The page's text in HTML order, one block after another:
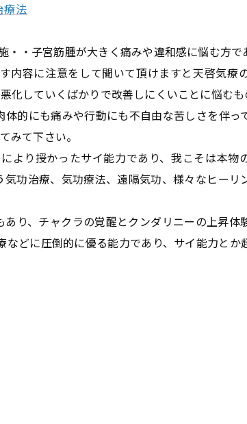
法
・子宮筋腫が大きく痛みや違和感に悩む方
容に注意をして聞いて頂けますと天啓気療
していくばかりで改善しにくいことに悩むも
的にも痛みや行動にも不自由な苦しさを伴っ
みて下さい。
り授かったサイ能力であり、我こそは本物
功治療、気功療法、遠隔気功、様々なヒーリ
り、チャクラの覚醒とクンダリニーの上昇体
どに圧倒的に優る能力であり、サイ能力とか